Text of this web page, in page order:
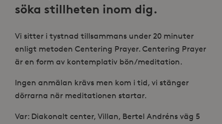
söka stillheten inom dig.
Vi sitter i tystnad tillsammans under 20 minuter
enligt metoden Centering Prayer. Centering Prayer
är en form av kontemplativ bön/meditation.
Ingen anmälan krävs men kom i tid, vi stänger
dörrarna när meditationen startar.
Var: Diakonalt center, Villan, Bertel Andréns väg 5